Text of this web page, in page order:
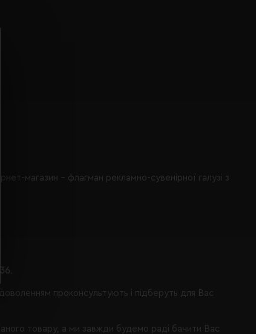
магазин - флагман рекламно-сувенірної галузі з
проконсультують і підберуть для Вас
товару, а ми завжди будемо раді бачити Вас